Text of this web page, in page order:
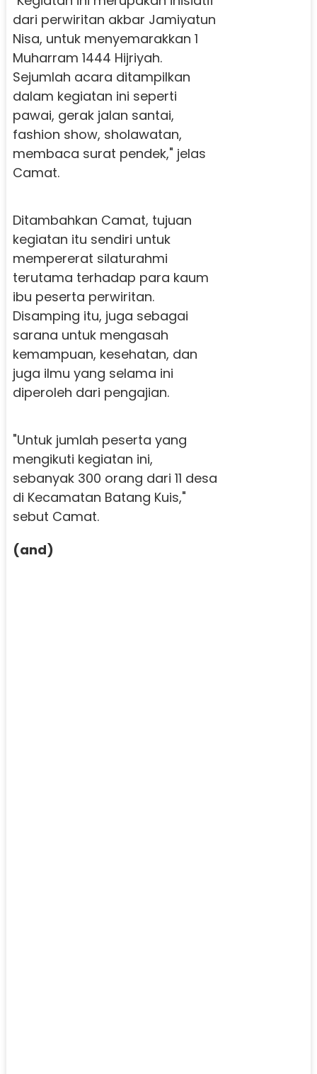
dari perwiritan akbar Jamiyatun
Nisa, untuk menyemarakkan 1
Muharram 1444 Hijriyah.
Sejumlah acara ditampilkan
dalam kegiatan ini seperti
pawai, gerak jalan santai,
fashion show, sholawatan,
membaca surat pendek," jelas
Camat.
Ditambahkan Camat, tujuan
kegiatan itu sendiri untuk
mempererat silaturahmi
terutama terhadap para kaum
ibu peserta perwiritan.
Disamping itu, juga sebagai
sarana untuk mengasah
kemampuan, kesehatan, dan
juga ilmu yang selama ini
diperoleh dari pengajian.
"Untuk jumlah peserta yang
mengikuti kegiatan ini,
sebanyak 300 orang dari 11 desa
di Kecamatan Batang Kuis,"
sebut Camat.
(and)